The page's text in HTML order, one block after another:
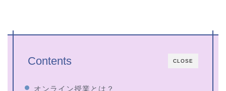
CLOSE
Contents
オンライン授業とは？